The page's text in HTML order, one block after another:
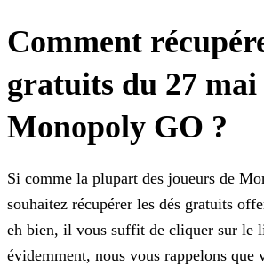
Comment
gratuits du 27 mai
Monopoly GO ?
Si comme la plupart des joueurs de
souhaitez récupérer les dés gratuits
eh bien, il vous suffit de cliquer sur le
évidemment, nous vous rappelons que